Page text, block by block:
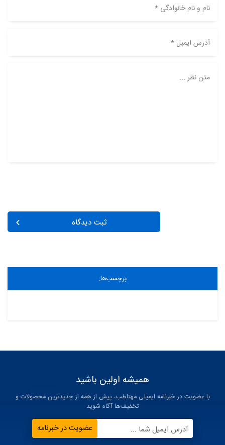
نام و نام خانوادگی *
آدرس ایمیل *
متن نظر ...
ثبت دیدگاه
برچسب‌ها:
همیشه اولین باشید
با عضویت در خبرنامه ایمیلی مهتاطب، پیش از همه از جدیدترین محصولات و
تخفیف‌ها آگاه شوید
آدرس ایمیل شما ... عضویت در خبرنامه